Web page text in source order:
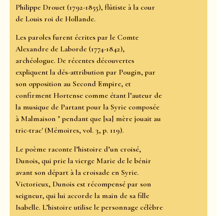
Philippe Drouet (1792-1855), flûtiste à la cour
de Louis roi de Hollande.
Les paroles furent écrites par le Comte
Alexandre de Laborde (1774-1842),
archéologue. De récentes découvertes
expliquent la dés-attribution par Pougin, par
son opposition au Second Empire, et
confirment Hortense comme étant l’auteur de
la musique de Partant pour la Syrie composée
à Malmaison " pendant que [sa] mère jouait au
tric-trac' (Mémoires, vol. 3, p. 119).
Le poème raconte l’histoire d’un croisé,
Dunois, qui prie la vierge Marie de le bénir
avant son départ à la croisade en Syrie.
Victorieux, Dunois est récompensé par son
seigneur, qui lui accorde la main de sa fille
Isabelle. L’histoire utilise le personnage célèbre